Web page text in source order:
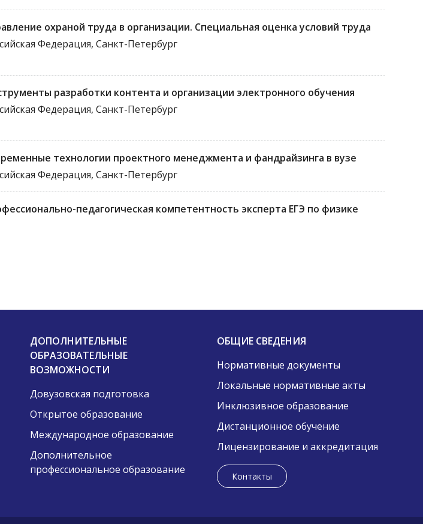
охраной труда в организации. Специальная оценка условий труда
Федерация, Санкт-Петербург
разработки контента и организации электронного обучения
Федерация, Санкт-Петербург
технологии проектного менеджмента и фандрайзинга в вузе
Федерация, Санкт-Петербург
педагогическая компетентность эксперта ЕГЭ по физике
ДОПОЛНИТЕЛЬНЫЕ
ОБРАЗОВАТЕЛЬНЫЕ
ВОЗМОЖНОСТИ
Довузовская подготовка
Открытое образование
Международное образование
Дополнительное
профессиональное образование
ОБЩИЕ СВЕДЕНИЯ
Нормативные документы
Локальные нормативные акты
Инклюзивное образование
Дистанционное обучение
Лицензирование и аккредитация
Контакты